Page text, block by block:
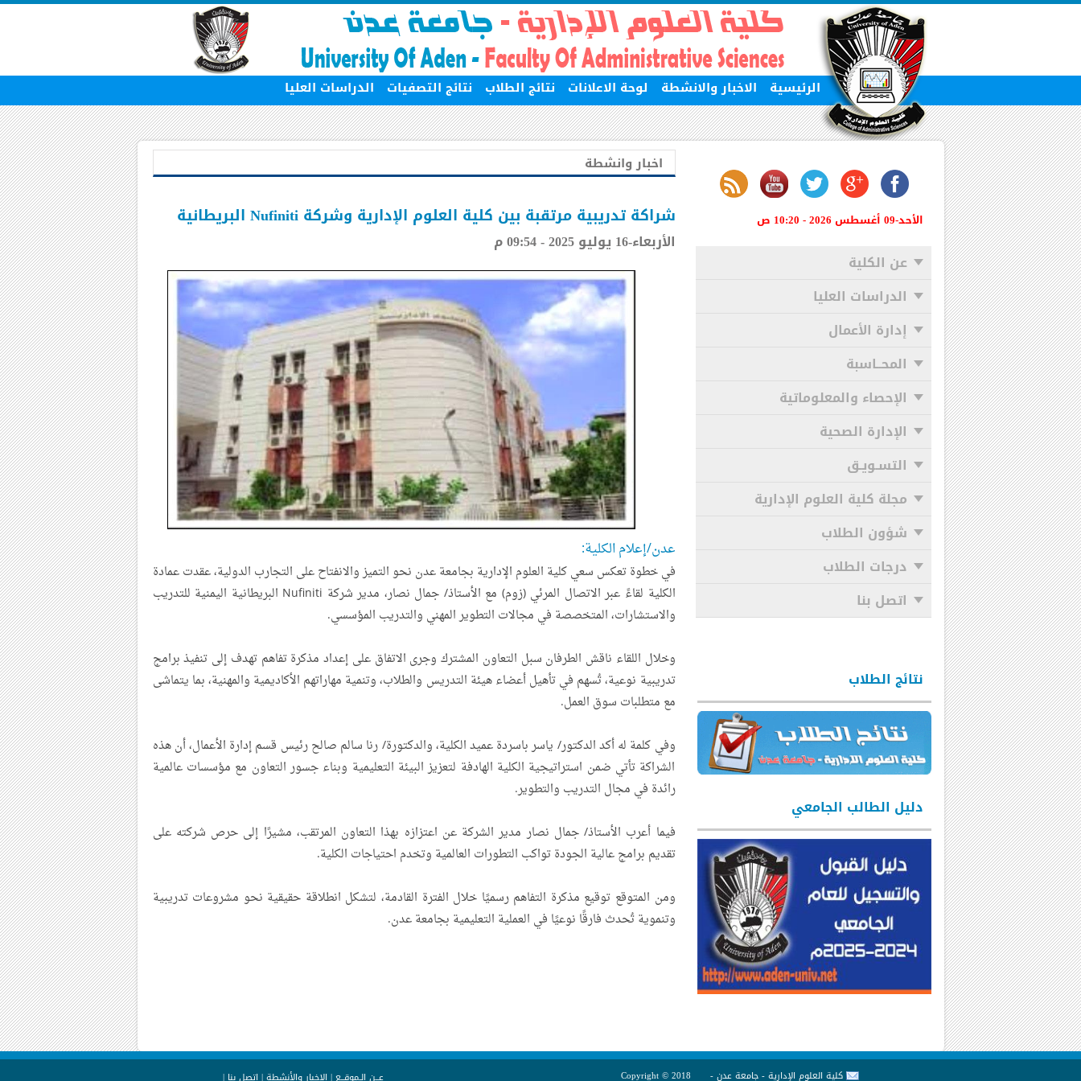
الرئيسية الاخبار والانشطة لوحة الاعلانات نتائج الطلاب نتائج التصفيات الدراسات العليا
الأحد-09 أغسطس 2026 - 10:20 ص
عن الكلية
الدراسات العليا
إدارة الأعمال
المحــاسبة
الإحصاء والمعلوماتية
الإدارة الصحية
التسـويـق
مجلة كلية العلوم الإدارية
شؤون الطلاب
درجات الطلاب
اتصل بنا
نتائج الطلاب
دليل الطالب الجامعي
اخبار وانشطة
شراكة تدريبية مرتقبة بين كلية العلوم الإدارية وشركة Nufiniti البريطانية
الأربعاء-16 يوليو 2025 - 09:54 م
عدن/إعلام الكلية:
في خطوة تعكس سعي كلية العلوم الإدارية بجامعة عدن نحو التميز والانفتاح على التجارب الدولية، عقدت عمادة
الكلية لقاءً عبر الاتصال المرئي (زوم) مع الأستاذ/ جمال نصار، مدير شركة Nufiniti البريطانية اليمنية للتدريب
والاستشارات، المتخصصة في مجالات التطوير المهني والتدريب المؤسسي.
وخلال اللقاء ناقش الطرفان سبل التعاون المشترك وجرى الاتفاق على إعداد مذكرة تفاهم تهدف إلى تنفيذ برامج
تدريبية نوعية، تُسهم في تأهيل أعضاء هيئة التدريس والطلاب، وتنمية مهاراتهم الأكاديمية والمهنية، بما يتماشى
مع متطلبات سوق العمل.
وفي كلمة له أكد الدكتور/ ياسر باسردة عميد الكلية، والدكتورة/ رنا سالم صالح رئيس قسم إدارة الأعمال، أن هذه
الشراكة تأتي ضمن استراتيجية الكلية الهادفة لتعزيز البيئة التعليمية وبناء جسور التعاون مع مؤسسات عالمية
رائدة في مجال التدريب والتطوير.
فيما أعرب الأستاذ/ جمال نصار مدير الشركة عن اعتزازه بهذا التعاون المرتقب، مشيرًا إلى حرص شركته على
تقديم برامج عالية الجودة تواكب التطورات العالمية وتخدم احتياجات الكلية.
ومن المتوقع توقيع مذكرة التفاهم رسميًا خلال الفترة القادمة، لتشكل انطلاقة حقيقية نحو مشروعات تدريبية
وتنموية تُحدث فارقًا نوعيًا في العملية التعليمية بجامعة عدن.
عــن الـموقــع| الاخبار والأنشطة| اتصل بنا | كلية العلوم الإدارية - جامعة عدن - Copyright © 2018